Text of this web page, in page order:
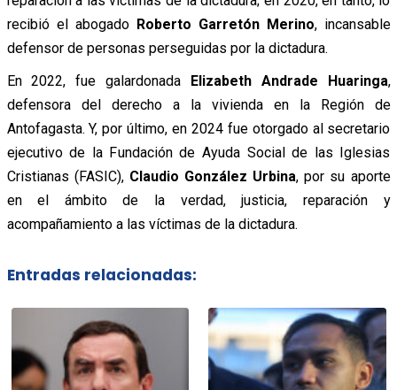
recibió el abogado Roberto Garretón Merino, incansable
defensor de personas perseguidas por la dictadura.
En 2022, fue galardonada Elizabeth Andrade Huaringa,
defensora del derecho a la vivienda en la Región de
Antofagasta. Y, por último, en 2024 fue otorgado al secretario
ejecutivo de la Fundación de Ayuda Social de las Iglesias
Cristianas (FASIC),Claudio González Urbina, por su aporte
en el ámbito de la verdad, justicia, reparación y
acompañamiento a las víctimas de la dictadura.
Entradas relacionadas: